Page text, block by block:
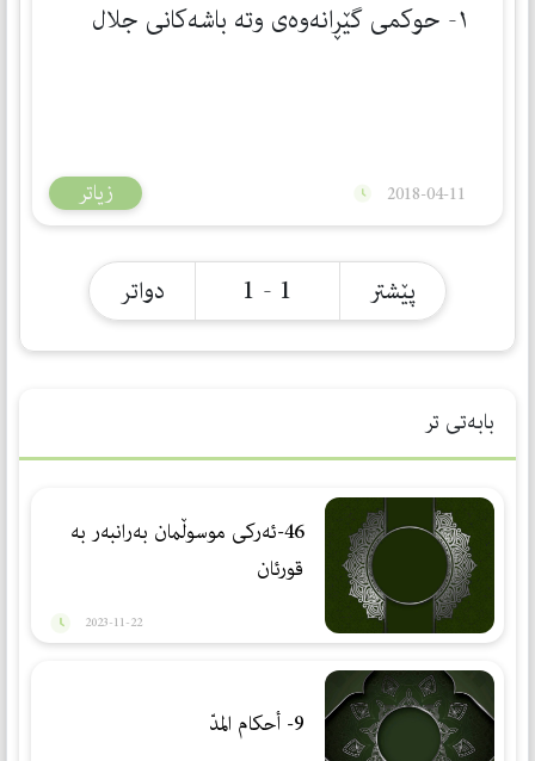
١- حوكمی گێڕانه‌وه‌ی وته‌ باشه‌كانی جلال
زیاتر 2018-04-11
پێشتر 1 - 1 دواتر
بابەتی تر
46-ئەركی موسوڵمان بەرانبەر بە
قورئان
2023-11-22
9- أحكام المدّ